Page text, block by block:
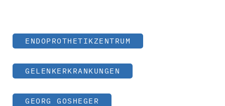
ENDOPROTHETIKZENTRUM
GELENKERKRANKUNGEN
GEORG GOSHEGER